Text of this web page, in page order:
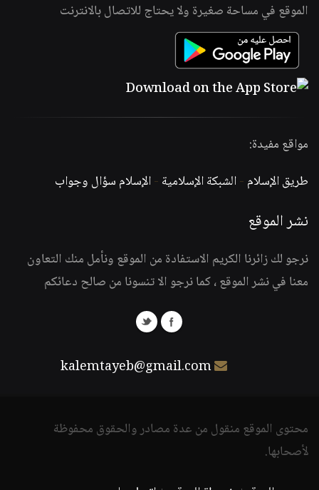
الموقع في مساحة صغيرة ولا يحتاج للاتصال بالانترنت
مواقع مفيدة:
طريق الإسلام -الشبكة الإسلامية -الإسلام سؤال وجواب
نشر الموقع
نرجو لك زائرنا الكريم الاستفادة من الموقع ونأمل منك التعاون
معنا في نشر الموقع ، كما نرجو الا تنسونا من صالح دعائكم
kalemtayeb@gmail.com
محتوى الموقع منقول من عدة مصادر والحقوق محفوظة
لأصحابها.